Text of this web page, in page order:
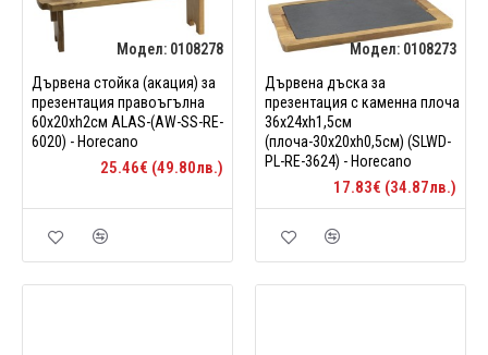
Модел: 0108278
Дървена стойка (акация) за
презентация правоъгълна
60х20xh2см ALAS-(AW-SS-RE-
6020) - Horecano
25.46€ (49.80лв.)
Модел: 0108273
Дървена дъска за
презентация с каменна плоча
36х24хh1,5см
(плоча-30х20xh0,5см) (SLWD-
PL-RE-3624) - Horecano
17.83€ (34.87лв.)